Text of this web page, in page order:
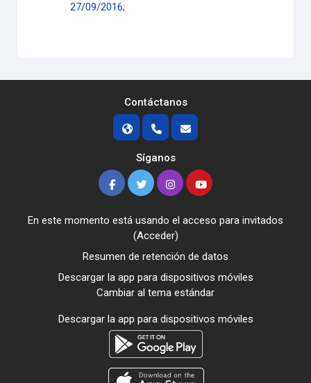
27/09/2016;
Contáctanos
Síganos
En este momento está usando el acceso para invitados
(Acceder)
Resumen de retención de datos
Descargar la app para dispositivos móviles
Cambiar al tema estándar
Descargar la app para dispositivos móviles